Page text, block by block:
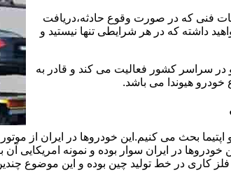
فنی که در صورت وقوع حادثه،دریافت
داشته که در هر شرایطی تنها نیستید و
در سراسر کشور فعالیت می کند و قادر به
خودرو هیوندا می باشد.
در ایران سوار بوده و نمونه امریکایی آن
فلز کاری در خط تولید چین بوده و این موضوع